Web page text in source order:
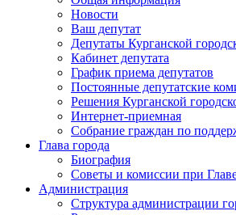
Новости
Ваш депутат
Депутаты Курганской
Кабинет депутата
График приема депутатов
Постоянные депутатские
Решения Курганской
Интернет-приемная
Собрание граждан по
Глава города
Биография
Советы и комиссии при
Администрация
Структура администрации